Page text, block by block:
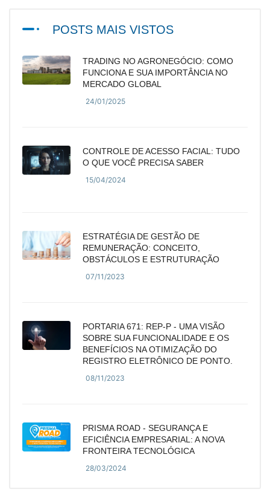
POSTS MAIS VISTOS
TRADING NO AGRONEGÓCIO: COMO
FUNCIONA E SUA IMPORTÂNCIA NO
MERCADO GLOBAL
24/01/2025
CONTROLE DE ACESSO FACIAL: TUDO
O QUE VOCÊ PRECISA SABER
15/04/2024
ESTRATÉGIA DE GESTÃO DE
REMUNERAÇÃO: CONCEITO,
OBSTÁCULOS E ESTRUTURAÇÃO
07/11/2023
PORTARIA 671: REP-P - UMA VISÃO
SOBRE SUA FUNCIONALIDADE E OS
BENEFÍCIOS NA OTIMIZAÇÃO DO
REGISTRO ELETRÔNICO DE PONTO.
08/11/2023
PRISMA ROAD - SEGURANÇA E
EFICIÊNCIA EMPRESARIAL: A NOVA
FRONTEIRA TECNOLÓGICA
28/03/2024